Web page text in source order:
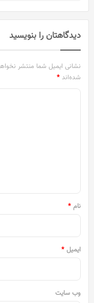
دیدگاهتان را بنویسید
نشانی ایمیل شما منتشر
شده‌اند *
نام *
ایمیل *
وب‌ سایت